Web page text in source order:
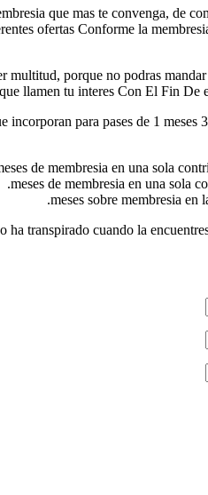
que mas te convenga, de
ofertas Conforme la
porque no podras
que llamen tu interes Con El Fin De
para pases de 1 meses
transpirado cuando la